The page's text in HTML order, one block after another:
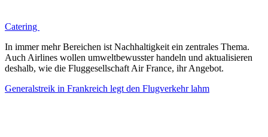
Catering
In immer mehr Bereichen ist Nachhaltigkeit ein zentrales Thema.
Auch Airlines wollen umweltbewusster handeln und aktualisieren
deshalb, wie die Fluggesellschaft Air France, ihr Angebot.
Generalstreik in Frankreich legt den Flugverkehr lahm